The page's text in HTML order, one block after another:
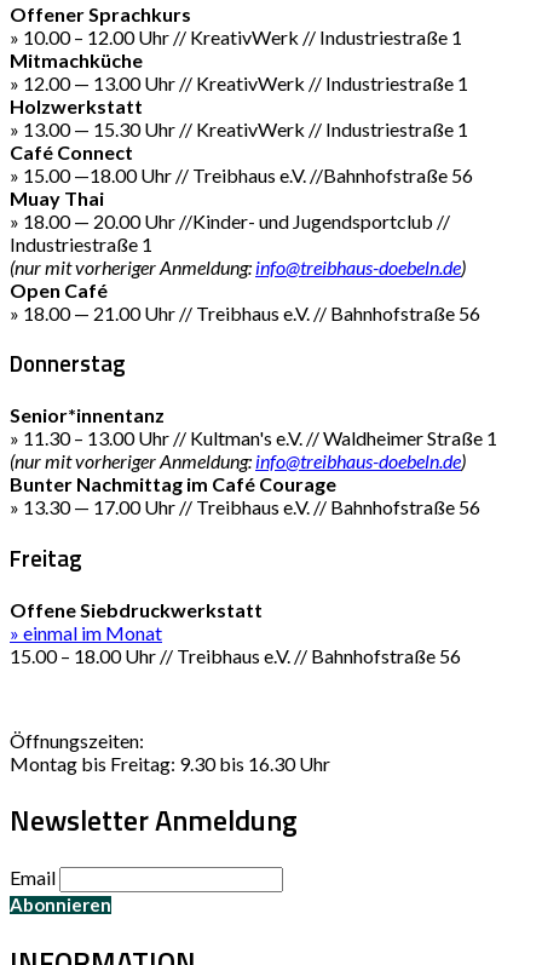
Offener Sprachkurs
» 10.00 – 12.00 Uhr // KreativWerk // Industriestraße 1
Mitmachküche
» 12.00 — 13.00 Uhr // KreativWerk // Industriestraße 1
Holzwerkstatt
» 13.00 — 15.30 Uhr // KreativWerk // Industriestraße 1
Café Connect
» 15.00 —18.00 Uhr // Treibhaus e.V. //Bahnhofstraße 56
Muay Thai
» 18.00 — 20.00 Uhr //Kinder- und Jugendsportclub //
Industriestraße 1
(nur mit vorheriger Anmeldung: info@treibhaus-doebeln.de)
Open Café
» 18.00 — 21.00 Uhr // Treibhaus e.V. // Bahnhofstraße 56
Donnerstag
Senior*innentanz
» 11.30 – 13.00 Uhr // Kultman's e.V. // Waldheimer Straße 1
(nur mit vorheriger Anmeldung: info@treibhaus-doebeln.de)
Bunter Nachmittag im Café Courage
» 13.30 — 17.00 Uhr // Treibhaus e.V. // Bahnhofstraße 56
Freitag
Offene Siebdruckwerkstatt
» einmal im Monat
15.00 – 18.00 Uhr // Treibhaus e.V. // Bahnhofstraße 56
Öffnungszeiten:
Montag bis Freitag: 9.30 bis 16.30 Uhr
Newsletter Anmeldung
Email